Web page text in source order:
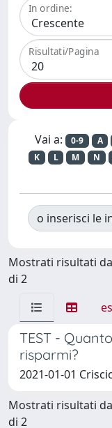
In ordine:
Risultati/Pagina
Vai a: 0-9 A
K
L M N
o inserisci le
Mostrati risultati
di 2
TEST -
risparmi?
2021-01-01
Mostrati risultati
di 2